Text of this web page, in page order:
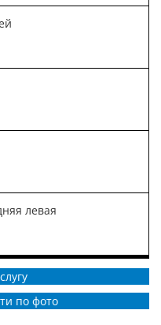
левая
по фото